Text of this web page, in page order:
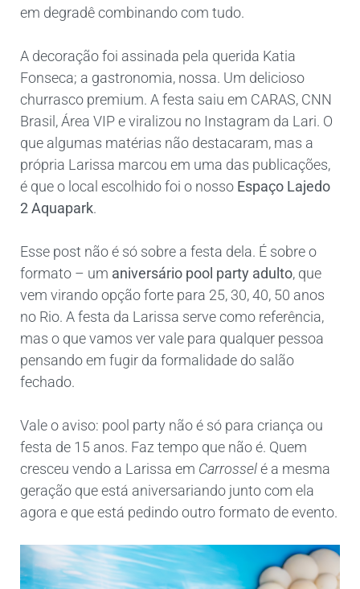
em degradê combinando com tudo.
A decoração foi assinada pela querida Katia
Fonseca; a gastronomia, nossa. Um delicioso
churrasco premium. A festa saiu em CARAS, CNN
Brasil, Área VIP e viralizou no Instagram da Lari. O
que algumas matérias não destacaram, mas a
própria Larissa marcou em uma das publicações,
é que o local escolhido foi o nosso Espaço Lajedo
2 Aquapark.
Esse post não é só sobre a festa dela. É sobre o
formato – um aniversário pool party adulto, que
vem virando opção forte para 25, 30, 40, 50 anos
no Rio. A festa da Larissa serve como referência,
mas o que vamos ver vale para qualquer pessoa
pensando em fugir da formalidade do salão
fechado.
Vale o aviso: pool party não é só para criança ou
festa de 15 anos. Faz tempo que não é. Quem
cresceu vendo a Larissa em Carrosselé a mesma
geração que está aniversariando junto com ela
agora e que está pedindo outro formato de evento.